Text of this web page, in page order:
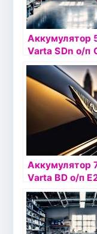
Аккумулятор
Varta SDn о/п
(554 400)
Аккумулятор
Varta BD о/п
(570 412)